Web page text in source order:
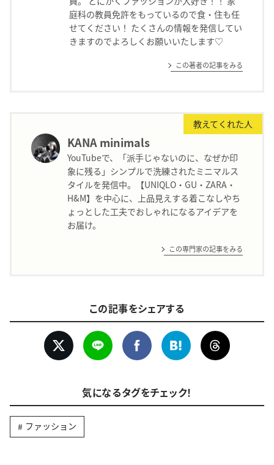
庭科の教員免許をもっているので食・住も任
せてください！ たくさんの情報を発信してい
きますのでよろしくお願いいたします♡
この著者の記事をみる
教えてくれた人
KANA minimals
YouTubeで、「派手じゃないのに、なぜか印
象に残る」シンプルで洗練されたミニマルス
タイルを発信中。【UNIQLO・GU・ZARA・
H&M】を中心に、上品見えする着こなしやち
ょっとした工夫でおしゃれになるアイデアを
お届け。
この専門家の記事をみる
この記事をシェアする
気になるタグをチェック！
ファッション